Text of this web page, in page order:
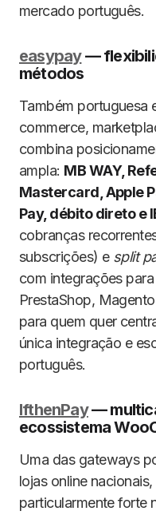
mercado português.
easypay—
métodos
Também portuguesa
commerce,
combina
ampla: MB WAY,
Mastercard, Apple
Pay, débito direto e
cobranças
subscrições) e split
com integrações
PrestaShop,
para quem quer
única integração e
português.
IfthenPay—
ecossistema
Uma das gateways
lojas online
particularmente forte